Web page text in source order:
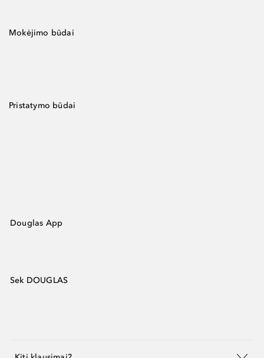
Mokėjimo būdai
Pristatymo būdai
Douglas App
Sek DOUGLAS